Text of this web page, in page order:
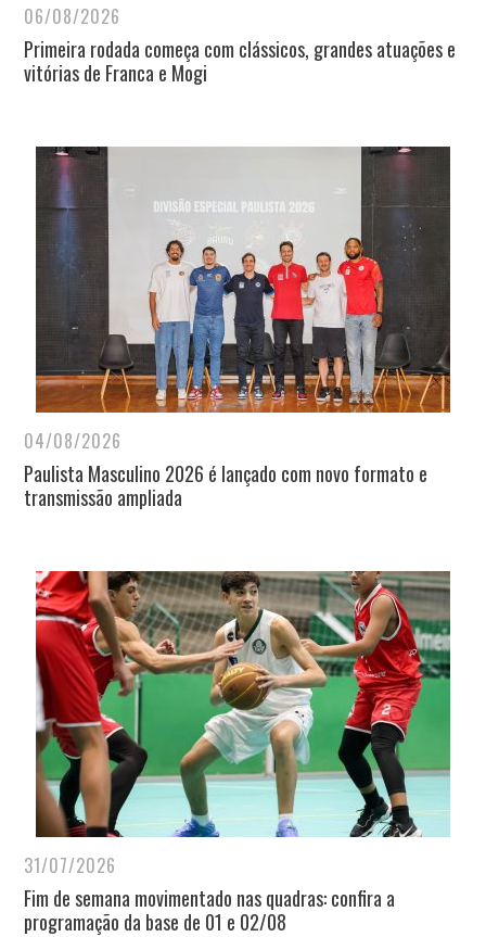
06/08/2026
Primeira rodada começa com clássicos, grandes atuações e
vitórias de Franca e Mogi
04/08/2026
Paulista Masculino 2026 é lançado com novo formato e
transmissão ampliada
31/07/2026
Fim de semana movimentado nas quadras: confira a
programação da base de 01 e 02/08